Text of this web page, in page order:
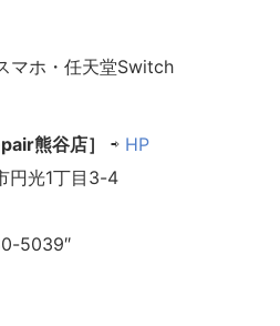
マホ・任天堂Switch
熊谷店］ ⇨ HP
円光1丁目3-4
5039″